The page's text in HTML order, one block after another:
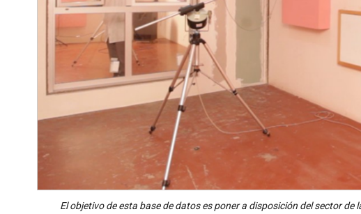
El objetivo de esta base de datos es poner a disposición del sector